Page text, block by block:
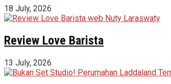
18 July, 2026
Review Love Barista
13 July, 2026